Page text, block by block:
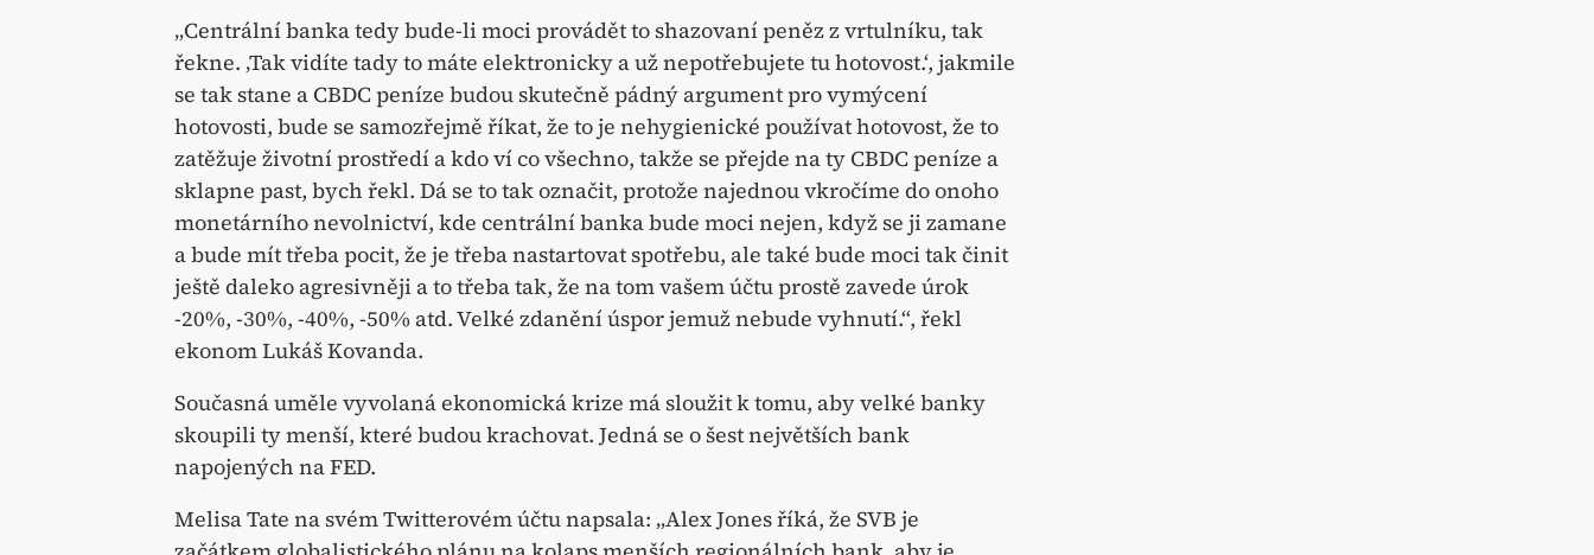
„Centrální banka tedy bude-li moci provádět to shazovaní peněz z vrtulníku, tak
řekne. ‚Tak vidíte tady to máte elektronicky a už nepotřebujete tu hotovost.‘, jakmile
se tak stane a CBDC peníze budou skutečně pádný argument pro vymýcení
hotovosti, bude se samozřejmě říkat, že to je nehygienické používat hotovost, že to
zatěžuje životní prostředí a kdo ví co všechno, takže se přejde na ty CBDC peníze a
sklapne past, bych řekl. Dá se to tak označit, protože najednou vkročíme do onoho
monetárního nevolnictví, kde centrální banka bude moci nejen, když se ji zamane
a bude mít třeba pocit, že je třeba nastartovat spotřebu, ale také bude moci tak činit
ještě daleko agresivněji a to třeba tak, že na tom vašem účtu prostě zavede úrok
-20%, -30%, -40%, -50% atd. Velké zdanění úspor jemuž nebude vyhnutí.“, řekl
ekonom Lukáš Kovanda.
Současná uměle vyvolaná ekonomická krize má sloužit k tomu, aby velké banky
skoupili ty menší, které budou krachovat. Jedná se o šest největších bank
napojených na FED.
Melisa Tate na svém Twitterovém účtu napsala: „Alex Jones říká, že SVB je